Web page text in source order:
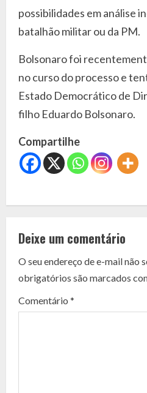
possibilidades em análise
batalhão militar ou da PM.
Bolsonaro foi
no curso do processo e
Estado Democrático de
filho Eduardo Bolsonaro.
Compartilhe
C
n
t
i
Deixe um comentário
O seu endereço de e-mail não
obrigatórios são marcados
Comentário *